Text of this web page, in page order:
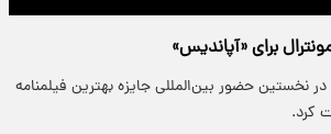
برای «آپاندیس»
نخستین حضور بین‌المللی جایزه بهترین فیلمنامه
کرد.